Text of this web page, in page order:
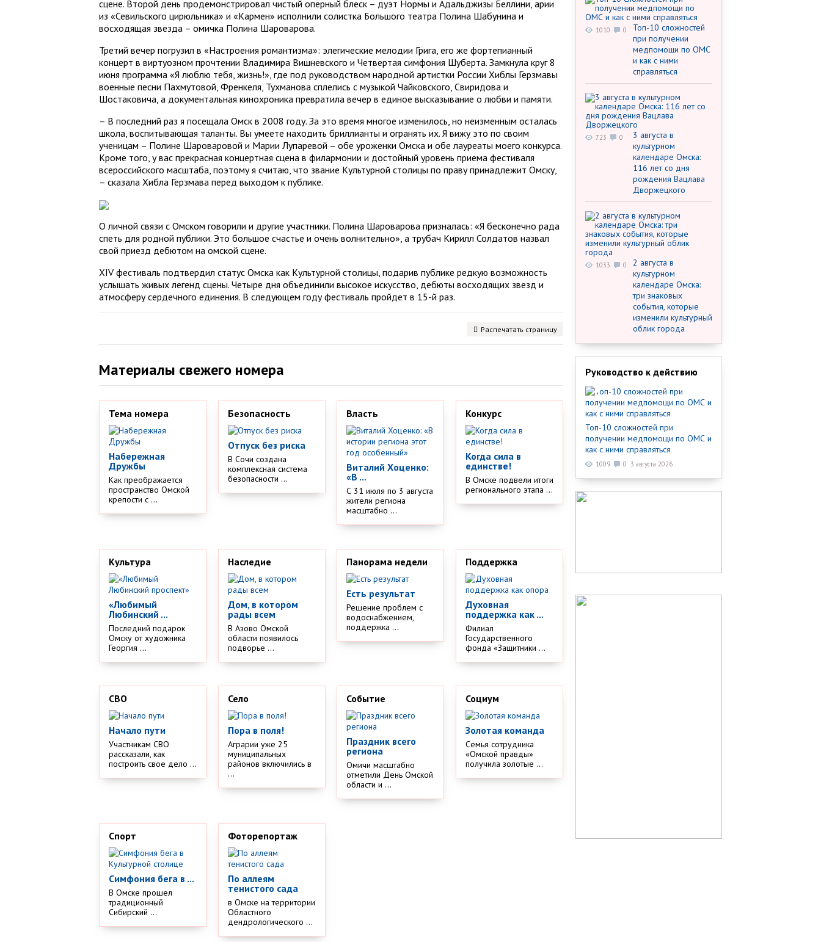
сцене. Второй день продемонстрировал чистый оперный блеск – дуэт Нормы и Адальджизы Беллини, арии
из «Севильского цирюльника» и «Кармен» исполнили солистка Большого театра Полина Шабунина и
восходящая звезда – омичка Полина Шароварова.
Третий вечер погрузил в «Настроения романтизма»: элегические мелодии Грига, его же фортепианный
концерт в виртуозном прочтении Владимира Вишневского и Четвертая симфония Шуберта. Замкнула круг 8
июня программа «Я люблю тебя, жизнь!», где под руководством народной артистки России Хиблы Герзмавы
военные песни Пахмутовой, Френкеля, Тухманова сплелись с музыкой Чайковского, Свиридова и
Шостаковича, а документальная кинохроника превратила вечер в единое высказывание о любви и памяти.
– В последний раз я посещала Омск в 2008 году. За это время многое изменилось, но неизменным осталась
школа, воспитывающая таланты. Вы умеете находить бриллианты и огранять их. Я вижу это по своим
ученицам – Полине Шароваровой и Марии Лупаревой – обе уроженки Омска и обе лауреаты моего конкурса.
Кроме того, у вас прекрасная концертная сцена в филармонии и достойный уровень приема фестиваля
всероссийского масштаба, поэтому я считаю, что звание Культурной столицы по праву принадлежит Омску,
– сказала Хибла Герзмава перед выходом к публике.
О личной связи с Омском говорили и другие участники. Полина Шароварова призналась: «Я бесконечно рада
спеть для родной публики. Это большое счастье и очень волнительно», а трубач Кирилл Солдатов назвал
свой приезд дебютом на омской сцене.
XIV фестиваль подтвердил статус Омска как Культурной столицы, подарив публике редкую возможность
услышать живых легенд сцены. Четыре дня объединили высокое искусство, дебюты восходящих звезд и
атмо­сферу сердечного единения. В следующем году фестиваль пройдет в 15-й раз.
Распечатать страницу
Материалы свежего номера
Тема номера
Набережная
Дружбы
Как преображается
пространство Омской
крепости с ...
Безопасность
Отпуск без риска
В Сочи создана
комплексная система
безопасности ...
Власть
Виталий Хоценко:
«В ...
С 31 июля по 3 августа
жители региона
масштабно ...
Конкурс
Когда сила в
единстве!
В Омске подвели итоги
регионального этапа ...
Культура
«Любимый
Любинский ...
Последний подарок
Омску от художника
Георгия ...
Наследие
Дом, в котором
рады всем
В Азово Омской
области появилось
подворье ...
Панорама недели
Есть результат
Решение проблем с
водоснабжением,
поддержка ...
Поддержка
Духовная
поддержка как ...
Филиал
Государственного
фонда «Защитники ...
СВО
Начало пути
Участникам СВО
рассказали, как
построить свое дело ...
Село
Пора в поля!
Аграрии уже 25
муниципальных
районов включились в
...
Событие
Праздник всего
региона
Омичи масштабно
отметили День Омской
области и ...
Социум
Золотая команда
Семья сотрудника
«Омской правды»
получила золотые ...
Спорт
Симфония бега в ...
В Омске прошел
традиционный
Сибирский ...
Фоторепортаж
По аллеям
тенистого сада
в Омске на территории
Областного
дендрологического ...
Топ-10 сложностей
при получении
медпомощи по ОМС
и как с ними
справляться
1010 0
3 августа в
культурном
календаре Омска:
116 лет со дня
рождения Вацлава
Дворжецкого
723 0
2 августа в
культурном
календаре Омска:
три знаковых
события, которые
изменили культурный
облик города
1033 0
Руководство к действию
Топ-10 сложностей при
получении медпомощи по ОМС и
как с ними справляться
1009 0 3 августа 2026